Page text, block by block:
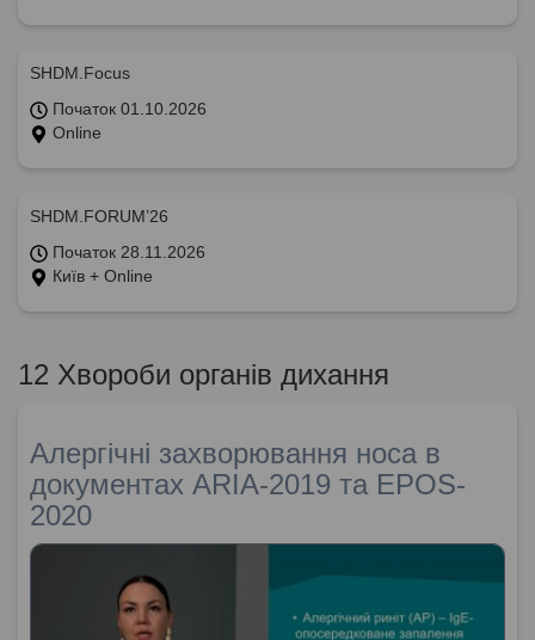
SHDM.Focus
Початок 01.10.2026
Online
SHDM.FORUM’26
Початок 28.11.2026
Київ + Online
12 Хвороби органів дихання
Алергічні захворювання носа в
документах ARIA-2019 та EPOS-
2020